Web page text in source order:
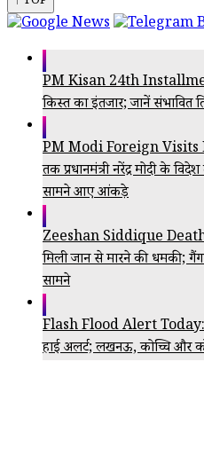
PM Kisan 24th
किस्त का इंतजार; जानें संभावित
PM Modi Foreign
तक प्रधानमंत्री नरेंद्र मोदी के
सामने आए आंकड़े
Zeeshan Siddique Death
मिली जान से मारने की धमकी;
सामने
Flash Flood Alert Today:
हाई अलर्ट; लखनऊ, कोच्चि और